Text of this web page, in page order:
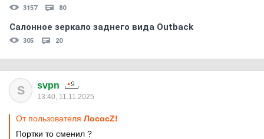
3157 80
Салонное зеркало заднего вида Outback
305 20
S svpn
13:40, 11.11.2025
От пользователя ЛососZ!
Портки то сменил ?